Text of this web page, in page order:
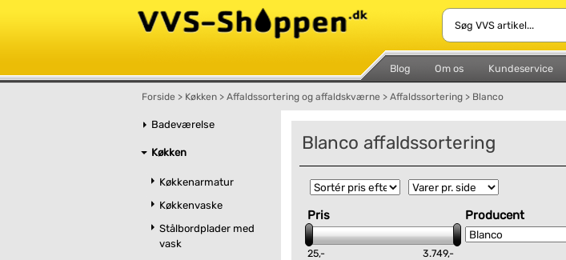
Blog Om os Kundeservice
Forside > Køkken > Affaldssortering og affaldskværne > Affaldssortering > Blanco
Badeværelse
Køkken
Køkkenarmatur
Køkkenvaske
Stålbordplader med
vask
Blanco affaldssortering
Pris
25,- 3.749,-
Producent